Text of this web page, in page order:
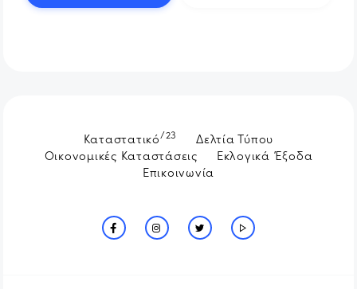
Καταστατικό/23
Δελτία Τύπου
Οικονομικές Καταστάσεις
Εκλογικά Έξοδα
Επικοινωνία